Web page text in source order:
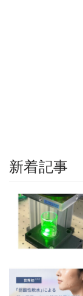
新着記事